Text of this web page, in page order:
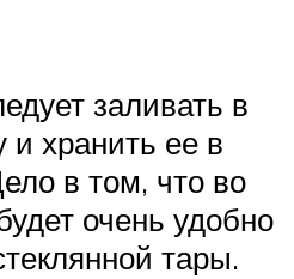
заливать в
и хранить ее в
в том, что во
очень удобно
тары.